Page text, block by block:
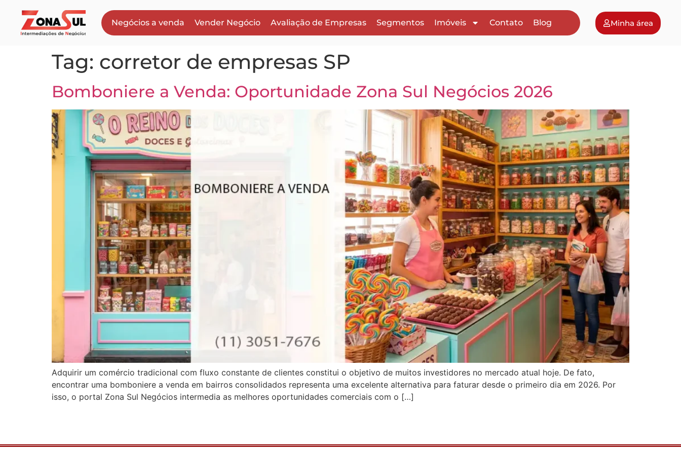
Negócios a venda Vender Negócio Avaliação de Empresas Segmentos Imóveis Contato Blog Minha área
Tag: corretor de empresas SP
Bomboniere a Venda: Oportunidade Zona Sul Negócios 2026
Adquirir um comércio tradicional com fluxo constante de clientes constitui o objetivo de muitos investidores no mercado atual hoje. De fato,
encontrar uma bomboniere a venda em bairros consolidados representa uma excelente alternativa para faturar desde o primeiro dia em 2026. Por
isso, o portal Zona Sul Negócios intermedia as melhores oportunidades comerciais com o […]